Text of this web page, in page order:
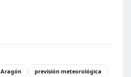
Aragón
previsión meteorológica